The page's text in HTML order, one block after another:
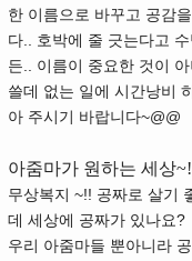
한 이름으로 바꾸고 공감
다.. 호박에 줄 긋는다고
든.. 이름이 중요한 것이
쓸데 없는 일에 시간낭비
아 주시기 바랍니다~@@
아줌마가 원하는 세상
무상복지 ~!! 공짜로 살기
데 세상에 공짜가 있나요?
우리 아줌마들 뿐아니라